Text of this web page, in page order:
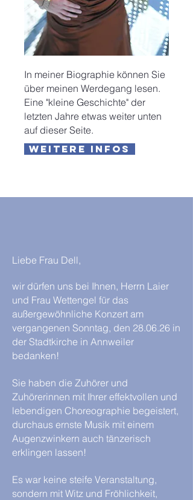
In meiner Biographie können Sie
über meinen Werdegang lesen.
Eine "kleine Geschichte" der
letzten Jahre etwas weiter unten
auf dieser Seite.
weitere Infos
Liebe Frau Dell,
wir dürfen uns bei Ihnen, Herrn Laier
und Frau Wettengel für das
außergewöhnliche Konzert am
vergangenen Sonntag, den 28.06.26 in
der Stadtkirche in Annweiler
bedanken!
Sie haben die Zuhörer und
Zuhörerinnen mit Ihrer effektvollen und
lebendigen Choreographie begeistert,
durchaus ernste Musik mit einem
Augenzwinkern auch tänzerisch
erklingen lassen!
Es war keine steife Veranstaltung,
sondern mit Witz und Fröhlichkeit,